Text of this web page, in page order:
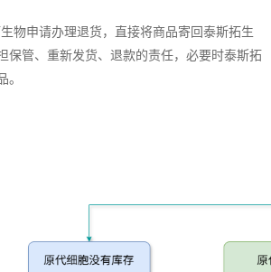
物申请办理退货，直接将商品寄回泰斯拓生
保管、重新发货、退款的责任，必要时泰斯拓
。